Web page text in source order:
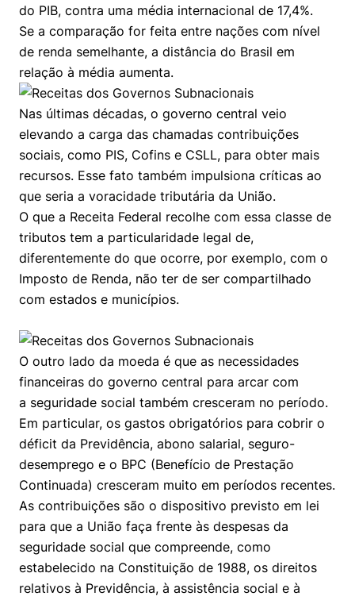
Políticas Públicas
Tecnologia e Dados
do PIB, contra uma média internacional de 17,4%.
Se a comparação for feita entre nações com nível
de renda semelhante, a distância do Brasil em
relação à média aumenta.
Nas últimas décadas, o governo central veio
elevando a carga das chamadas contribuições
sociais, como PIS, Cofins e CSLL, para obter mais
recursos. Esse fato também impulsiona críticas ao
que seria a voracidade tributária da União.
O que a Receita Federal recolhe com essa classe de
tributos tem a particularidade legal de,
diferentemente do que ocorre, por exemplo, com o
Imposto de Renda, não ter de ser compartilhado
com estados e municípios.
O outro lado da moeda é que as necessidades
financeiras do governo central para arcar com
a seguridade social também cresceram no período.
Em particular, os gastos obrigatórios para cobrir o
déficit da Previdência, abono salarial, seguro-
desemprego e o BPC (Benefício de Prestação
Continuada) cresceram muito em períodos recentes.
As contribuições são o dispositivo previsto em lei
para que a União faça frente às despesas da
seguridade social que compreende, como
estabelecido na Constituição de 1988, os direitos
relativos à Previdência, à assistência social e à
Cookies estritamente necessários
Cookies de preferências de usuário